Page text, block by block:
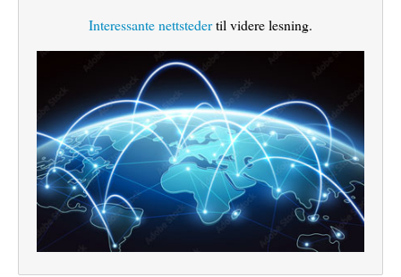
Interessante nettstedertil videre lesning.